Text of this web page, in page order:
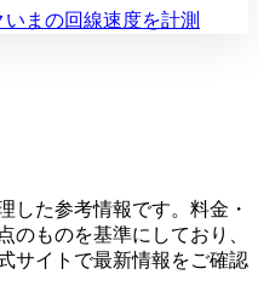
いまの回線速度を計測
した参考情報です。料金・
のものを基準にしており、
サイトで最新情報をご確認